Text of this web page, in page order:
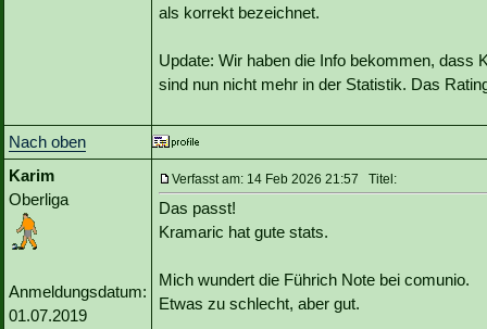
als korrekt bezeichnet.
Update: Wir haben die Info bekommen, dass
sind nun nicht mehr in der Statistik. Das
Nach oben
Karim
Oberliga
Anmeldungsdatum:
01.07.2019
Verfasst am: 14 Feb 2026 21:57 Titel:
Das passt!
Kramaric hat gute stats.
Mich wundert die Führich Note bei comunio.
Etwas zu schlecht, aber gut.